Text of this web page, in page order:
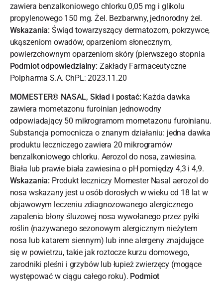
zawiera benzalkoniowego chlorku 0,05 mg i glikolu
propylenowego 150 mg. Żel. Bezbarwny, jednorodny żel.
Wskazania: Świąd towarzyszący dermatozom, pokrzywce,
ukąszeniom owadów, oparzeniom słonecznym,
powierzchownym oparzeniom skóry (pierwszego stopnia
Podmiot odpowiedzialny: Zakłady Farmaceutyczne
Polpharma S.A. ChPL: 2023.11.20
MOMESTER® NASAL, Skład i postać: Każda dawka
zawiera mometazonu furoinian jednowodny
odpowiadający 50 mikrogramom mometazonu furoinianu.
Substancja pomocnicza o znanym działaniu: jedna dawka
produktu leczniczego zawiera 20 mikrogramów
benzalkoniowego chlorku. Aerozol do nosa, zawiesina.
Biała lub prawie biała zawiesina o pH pomiędzy 4,3 i 4,9.
Wskazania: Produkt leczniczy Momester Nasal aerozol do
nosa wskazany jest u osób dorosłych w wieku od 18 lat w
objawowym leczeniu zdiagnozowanego alergicznego
zapalenia błony śluzowej nosa wywołanego przez pyłki
roślin (nazywanego sezonowym alergicznym nieżytem
nosa lub katarem siennym) lub inne alergeny znajdujące
się w powietrzu, takie jak roztocze kurzu domowego,
zarodniki pleśni i grzybów lub łupież zwierzęcy (mogące
występować w ciągu całego roku). Podmiot